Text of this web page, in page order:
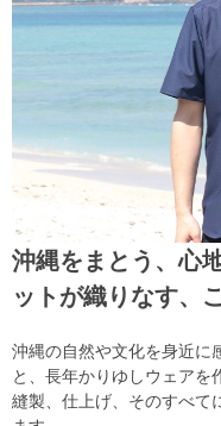
沖縄をまとう、心
ットが織りなす、
沖縄の自然や文化を身近に
と、長年かりゆしウェアを
縫製、仕上げ、そのすべて